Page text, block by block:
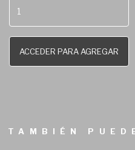
ACCEDER PARA AGREGAR
TAMBIÉN